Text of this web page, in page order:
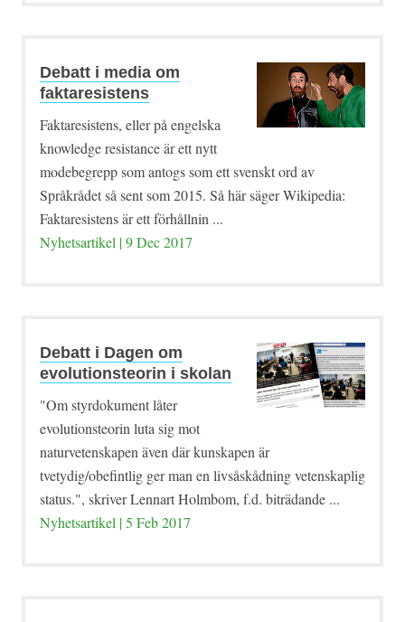
Debatt i media om
faktaresistens
Faktaresistens, eller på engelska
knowledge resistance är ett nytt
modebegrepp som antogs som ett svenskt ord av
Språkrådet så sent som 2015. Så här säger Wikipedia:
Faktaresistens är ett förhållnin ...
Nyhetsartikel | 9 Dec 2017
Debatt i Dagen om
evolutionsteorin i skolan
"Om styrdokument låter
evolutionsteorin luta sig mot
naturvetenskapen även där kunskapen är
tvetydig/obefintlig ger man en livsåskådning vetenskaplig
status.", skriver Lennart Holmbom, f.d. biträdande ...
Nyhetsartikel | 5 Feb 2017